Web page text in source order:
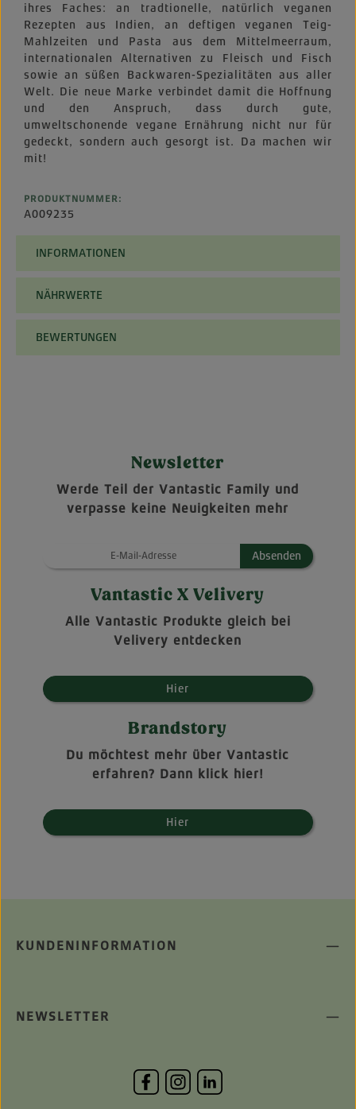
ihres Faches: an tradtionelle, natürlich veganen
Rezepten aus Indien, an deftigen veganen Teig-
Mahlzeiten und Pasta aus dem Mittelmeerraum,
internationalen Alternativen zu Fleisch und Fisch
sowie an süßen Backwaren-Spezialitäten aus aller
Welt. Die neue Marke verbindet damit die Hoffnung
und den Anspruch, dass durch gute,
umweltschonende vegane Ernährung nicht nur für
gedeckt, sondern auch gesorgt ist. Da machen wir
mit!
PRODUKTNUMMER:
A009235
INFORMATIONEN
NÄHRWERTE
BEWERTUNGEN
Newsletter
Werde Teil der Vantastic Family und
verpasse keine Neuigkeiten mehr
Absenden
Vantastic X Velivery
Alle Vantastic Produkte gleich bei
Velivery entdecken
Hier
Brandstory
Du möchtest mehr über Vantastic
erfahren? Dann klick hier!
Hier
KUNDENINFORMATION
NEWSLETTER